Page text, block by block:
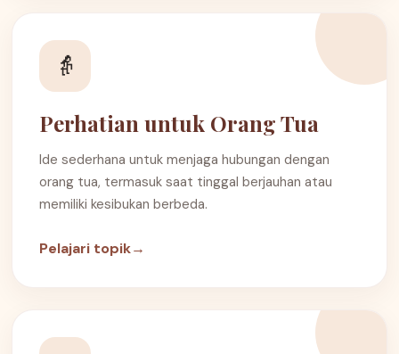
👵
Perhatian untuk Orang Tua
Ide sederhana untuk menjaga hubungan dengan
orang tua, termasuk saat tinggal berjauhan atau
memiliki kesibukan berbeda.
Pelajari topik→